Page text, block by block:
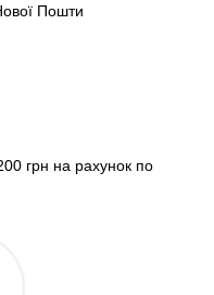
Пошти
грн на рахунок по